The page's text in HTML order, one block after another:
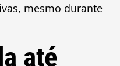
mesmo durante
até